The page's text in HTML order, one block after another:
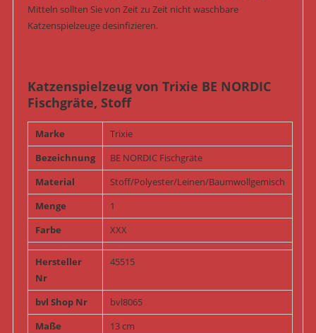
Mitteln sollten Sie von Zeit zu Zeit nicht waschbare
Katzenspielzeuge desinfizieren.
Katzenspielzeug von Trixie BE NORDIC
Fischgräte, Stoff
Marke
Trixie
Bezeichnung
BE NORDIC Fischgräte
Material
Stoff/Polyester/Leinen/Baumwollgemisch
Menge
1
Farbe
XXX
Hersteller
Nr
45515
bvl Shop Nr
bvl8065
Maße
13 cm